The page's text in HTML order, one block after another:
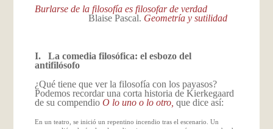
Burlarse de la filosofía es filosofar de verdad
Blaise Pascal. Geometría y sutilidad
I. La comedia filosófica: el esbozo del
antifilósofo
¿Qué tiene que ver la filosofía con los payasos?
Podemos recordar una corta historia de Kierkegaard
de su compendio O lo uno o lo otro, que dice así:
En un teatro, se inició un repentino incendio tras el escenario. Un